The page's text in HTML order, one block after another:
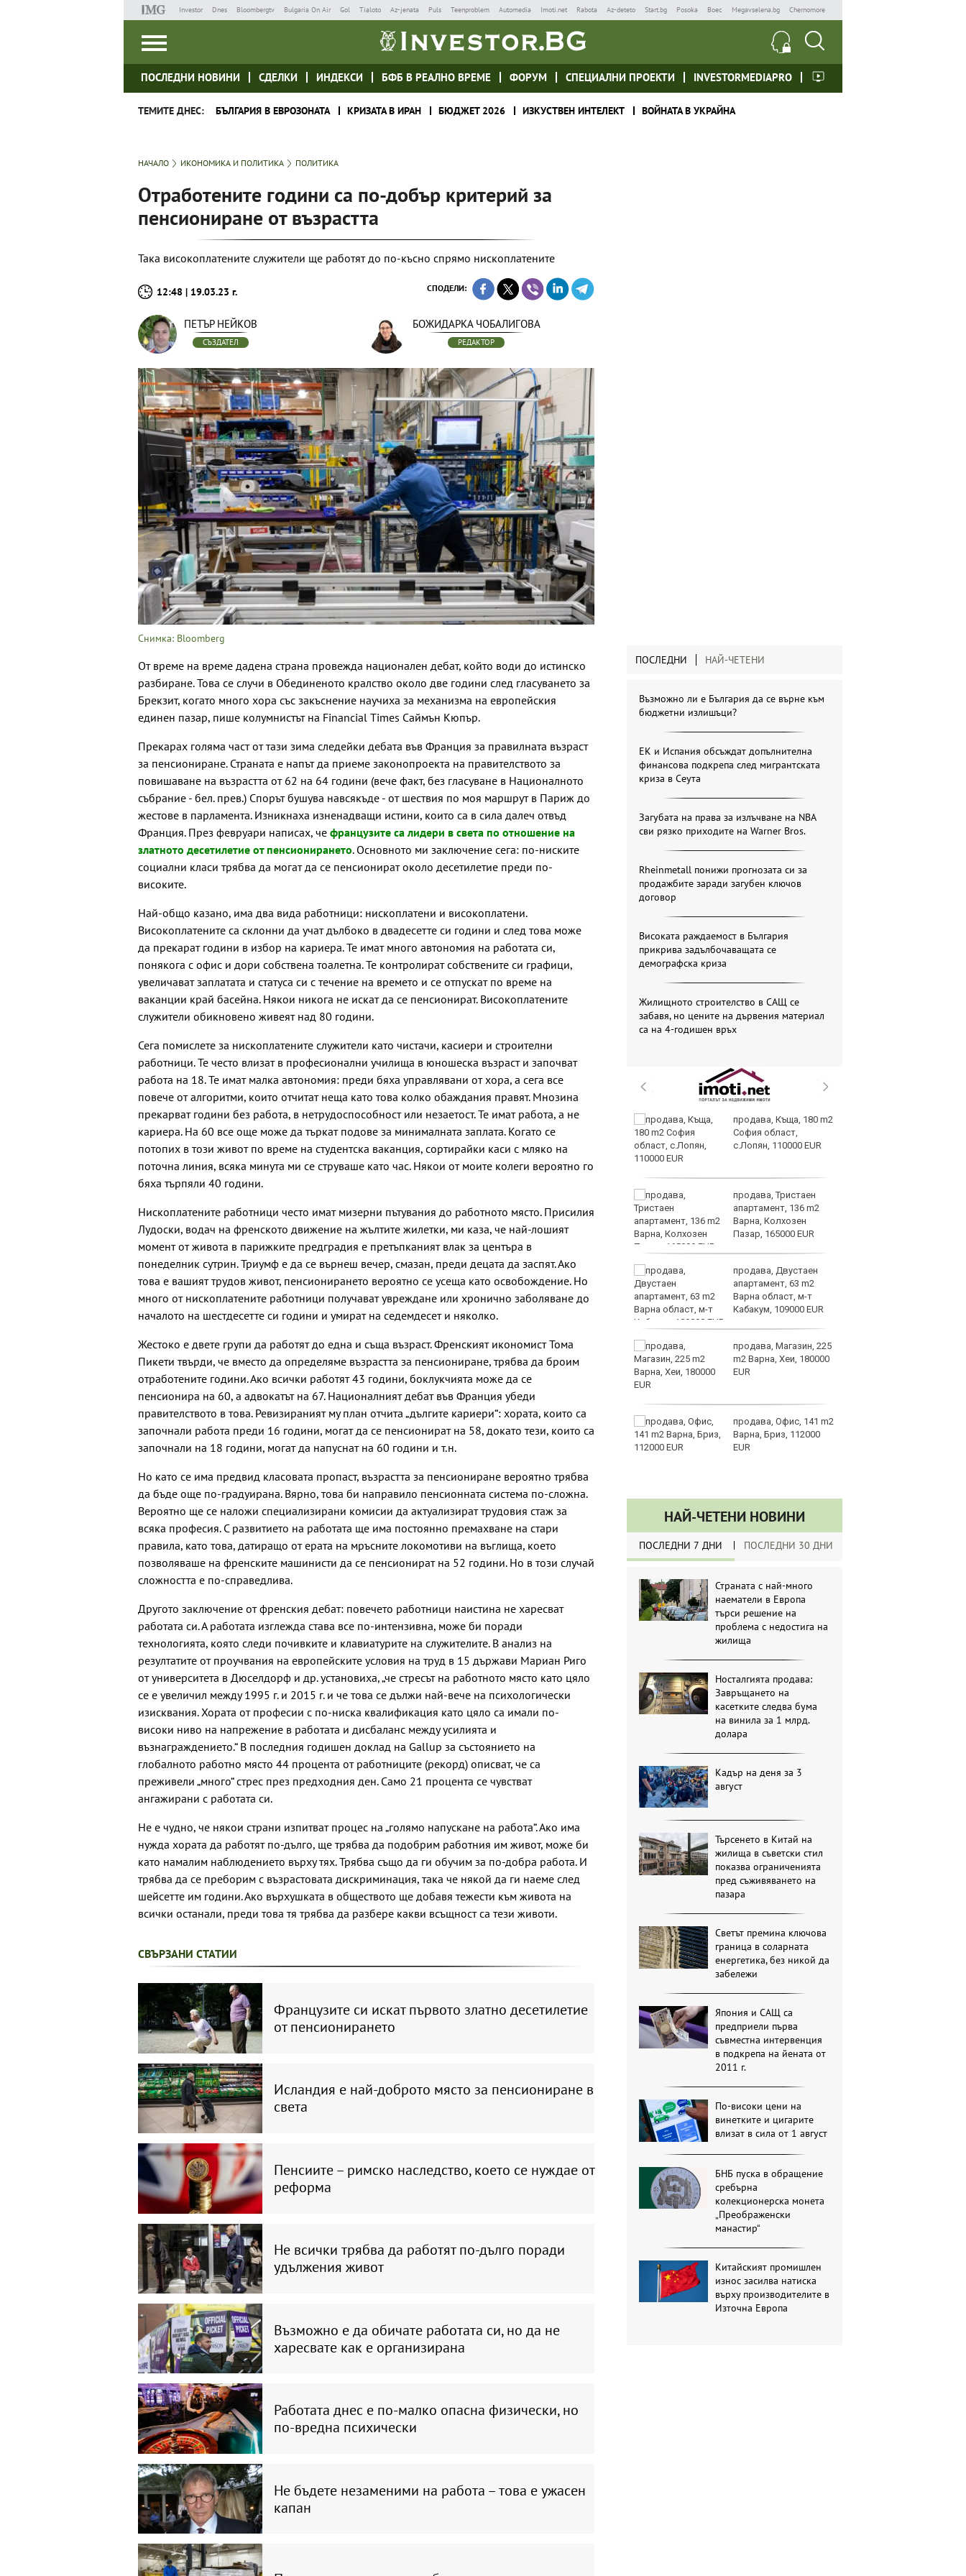
Investor Dnes Bloombergtv Bulgaria On Air Gol Tialoto Az-jenata Puls Teenproblem Automedia Imoti.net Rabota Az-deteto Start.bg Posoka Boec Megavselena.bg Chernomore
ПОСЛЕДНИ НОВИНИ СДЕЛКИ ИНДЕКСИ БФБ В РЕАЛНО ВРЕМЕ ФОРУМ СПЕЦИАЛНИ ПРОЕКТИ INVESTORMEDIAPRO
ТЕМИТЕ ДНЕС: БЪЛГАРИЯ В ЕВРОЗОНАТА КРИЗАТА В ИРАН БЮДЖЕТ 2026 ИЗКУСТВЕН ИНТЕЛЕКТ ВОЙНАТА В УКРАЙНА
НАЧАЛО ИКОНОМИКА И ПОЛИТИКА ПОЛИТИКА
Отработените години са по-добър критерий за
пенсиониране от възрастта
Така високоплатените служители ще работят до по-късно спрямо нископлатените
12:48 | 19.03.23 г. СПОДЕЛИ:
ПЕТЪР НЕЙКОВ
СЪЗДАТЕЛ
БОЖИДАРКА ЧОБАЛИГОВА
РЕДАКТОР
Снимка: Bloomberg
От време на време дадена страна провежда национален дебат, който води до истинско
разбиране. Това се случи в Обединеното кралство около две години след гласуването за
Брекзит, когато много хора със закъснение научиха за механизма на европейския
единен пазар, пише колумнистът на Financial Times Саймън Кюпър.
Прекарах голяма част от тази зима следейки дебата във Франция за правилната възраст
за пенсиониране. Страната е напът да приеме законопроекта на правителството за
повишаване на възрастта от 62 на 64 години (вече факт, без гласуване в Националното
събрание - бел. прев.) Спорът бушува навсякъде - от шествия по моя маршрут в Париж до
жестове в парламента. Изникнаха изненадващи истини, които са в сила далеч отвъд
Франция. През февруари написах, че французите са лидери в света по отношение на
златното десетилетие от пенсионирането. Основното ми заключение сега: по-ниските
социални класи трябва да могат да се пенсионират около десетилетие преди по-
високите.
Най-общо казано, има два вида работници: нископлатени и високоплатени.
Високоплатените са склонни да учат дълбоко в двадесетте си години и след това може
да прекарат години в избор на кариера. Те имат много автономия на работата си,
понякога с офис и дори собствена тоалетна. Те контролират собствените си графици,
увеличават заплатата и статуса си с течение на времето и се отпускат по време на
ваканции край басейна. Някои никога не искат да се пенсионират. Високоплатените
служители обикновено живеят над 80 години.
Сега помислете за нископлатените служители като чистачи, касиери и строителни
работници. Те често влизат в професионални училища в юношеска възраст и започват
работа на 18. Те имат малка автономия: преди бяха управлявани от хора, а сега все
повече от алгоритми, които отчитат неща като това колко обаждания правят. Мнозина
прекарват години без работа, в нетрудоспособност или незаетост. Те имат работа, а не
кариера. На 60 все още може да търкат подове за минималната заплата. Когато се
потопих в този живот по време на студентска ваканция, сортирайки каси с мляко на
поточна линия, всяка минута ми се струваше като час. Някои от моите колеги вероятно го
бяха търпяли 40 години.
Нископлатените работници често имат мизерни пътувания до работното място. Присилия
Лудоски, водач на френското движение на жълтите жилетки, ми каза, че най-лошият
момент от живота в парижките предградия е претъпканият влак за центъра в
понеделник сутрин. Триумф е да се върнеш вечер, смазан, преди децата да заспят. Ако
това е вашият трудов живот, пенсионирането вероятно се усеща като освобождение. Но
много от нископлатените работници получават увреждане или хронично заболяване до
началото на шестдесетте си години и умират на седемдесет и няколко.
Жестоко е двете групи да работят до една и съща възраст. Френският икономист Тома
Пикети твърди, че вместо да определяме възрастта за пенсиониране, трябва да броим
отработените години. Ако всички работят 43 години, боклукчията може да се
пенсионира на 60, а адвокатът на 67. Националният дебат във Франция убеди
правителството в това. Ревизираният му план отчита „дългите кариери“: хората, които са
започнали работа преди 16 години, могат да се пенсионират на 58, докато тези, които са
започнали на 18 години, могат да напуснат на 60 години и т.н.
Но като се има предвид класовата пропаст, възрастта за пенсиониране вероятно трябва
да бъде още по-градуирана. Вярно, това би направило пенсионната система по-сложна.
Вероятно ще се наложи специализирани комисии да актуализират трудовия стаж за
всяка професия. С развитието на работата ще има постоянно премахване на стари
правила, като това, датиращо от ерата на мръсните локомотиви на въглища, което
позволяваше на френските машинисти да се пенсионират на 52 години. Но в този случай
сложността е по-справедлива.
Другото заключение от френския дебат: повечето работници наистина не харесват
работата си. А работата изглежда става все по-интензивна, може би поради
технологията, която следи почивките и клавиатурите на служителите. В анализ на
резултатите от проучвания на европейските условия на труд в 15 държави Мариан Риго
от университета в Дюселдорф и др. установиха, „че стресът на работното място като цяло
се е увеличил между 1995 г. и 2015 г. и че това се дължи най-вече на психологически
изисквания. Хората от професии с по-ниска квалификация като цяло са имали по-
високи ниво на напрежение в работата и дисбаланс между усилията и
възнаграждението.“ В последния годишен доклад на Gallup за състоянието на
глобалното работно място 44 процента от работниците (рекорд) описват, че са
преживели „много“ стрес през предходния ден. Само 21 процента се чувстват
ангажирани с работата си.
Не е чудно, че някои страни изпитват процес на „голямо напускане на работа“. Ако има
нужда хората да работят по-дълго, ще трябва да подобрим работния им живот, може би
като намалим наблюдението върху тях. Трябва също да ги обучим за по-добра работа. И
трябва да се преборим с възрастовата дискриминация, така че някой да ги наеме след
шейсетте им години. Ако върхушката в обществото ще добавя тежести към живота на
всички останали, преди това тя трябва да разбере какви всъщност са тези животи.
СВЪРЗАНИ СТАТИИ
Французите си искат първото златно десетилетие
от пенсионирането
Исландия е най-доброто място за пенсиониране в
света
Пенсиите – римско наследство, което се нуждае от
реформа
Не всички трябва да работят по-дълго поради
удължения живот
Възможно е да обичате работата си, но да не
харесвате как е организирана
Работата днес е по-малко опасна физически, но
по-вредна психически
Не бъдете незаменими на работа – това е ужасен
капан
ПОСЛЕДНИ НАЙ-ЧЕТЕНИ
Възможно ли е България да се върне към
бюджетни излишъци?
ЕК и Испания обсъждат допълнителна
финансова подкрепа след мигрантската
криза в Сеута
Загубата на права за излъчване на NBA
сви рязко приходите на Warner Bros.
Rheinmetall понижи прогнозата си за
продажбите заради загубен ключов
договор
Високата раждаемост в България
прикрива задълбочаващата се
демографска криза
Жилищното строителство в САЩ се
забавя, но цените на дървения материал
са на 4-годишен връх
Във Варна наградиха
победителите в
Спартакиадата на ВМС
рекорд на Карлос
Насар в историята
Варна с нова услуга за
денонощна грижа за
възрастни хора и лица
Започна юбилейният
50-и международен
„Варна“
Катастрофа, при
която пострадаха
продава, Къща, 180 m2
София област,
с.Лопян, 110000 EUR
продава, Тристаен
апартамент, 136 m2
Варна, Колхозен
Пазар, 165000 EUR
продава, Двустаен
апартамент, 63 m2
Варна област, м-т
Кабакум, 109000 EUR
продава, Магазин, 225
m2 Варна, Хеи, 180000
EUR
продава, Офис, 141 m2
Варна, Бриз, 112000
EUR
НАЙ-ЧЕТЕНИ НОВИНИ
ПОСЛЕДНИ 7 ДНИ ПОСЛЕДНИ 30 ДНИ
Страната с най-много
наематели в Европа
търси решение на
проблема с недостига на
жилища
Носталгията продава:
Завръщането на
касетките следва бума
на винила за 1 млрд.
долара
Кадър на деня за 3
август
Търсенето в Китай на
жилища в съветски стил
показва ограниченията
пред съживяването на
пазара
Светът премина ключова
граница в соларната
енергетика, без никой да
забележи
Япония и САЩ са
предприели първа
съвместна интервенция
в подкрепа на йената от
2011 г.
По-високи цени на
винетките и цигарите
влизат в сила от 1 август
БНБ пуска в обращение
сребърна
колекционерска монета
„Преображенски
манастир“
Китайският промишлен
износ засилва натиска
върху производителите в
Източна Европа